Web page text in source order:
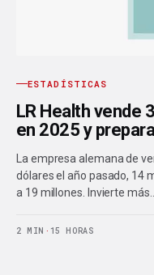
ESTADÍSTICAS
LR Health vende
en 2025 y
La empresa alemana de
dólares el año pasado, 14
a 19 millones. Invierte
2 MIN · 15 HORAS